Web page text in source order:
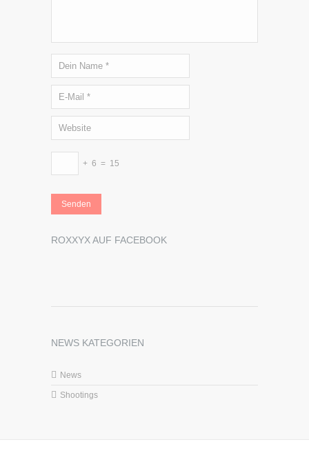
+ 6 = 15
ROXXYX AUF FACEBOOK
NEWS KATEGORIEN
News
Shootings